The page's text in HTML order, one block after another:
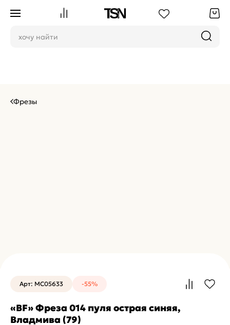
Фрезы
Арт: MC05633 -55%
«BF» Фреза 014 пуля острая синяя,
Владмива (79)